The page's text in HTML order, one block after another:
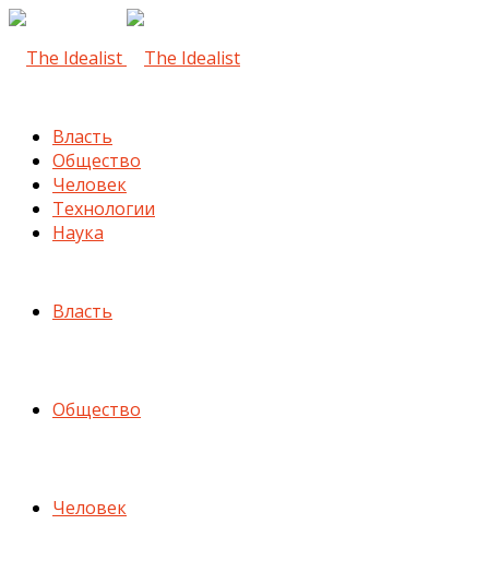
Власть
Общество
Человек
Технологии
Наука
Власть
Общество
Человек